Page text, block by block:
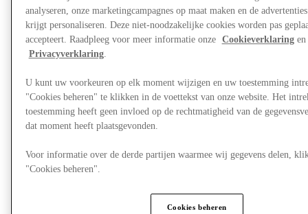
Diensten
Bestemmingsgids
Meer
analyseren, onze marketingcampagnes op maat maken en de
krijgt personaliseren. Deze niet-noodzakelijke cookies worden pas
accepteert. Raadpleeg voor meer informatie onze Cookieverklaringen
Privacyverklaring.
U kunt uw voorkeuren op elk moment wijzigen en uw toestemming
"Cookies beheren" te klikken in de voettekst van onze website. Het
toestemming heeft geen invloed op de rechtmatigheid van de
dat moment heeft plaatsgevonden.
Voor informatie over de derde partijen waarmee wij gegevens delen,
"Cookies beheren".
Cookies beheren